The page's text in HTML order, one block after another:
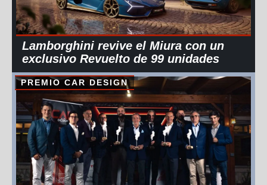
Lamborghini revive el Miura con un
exclusivo Revuelto de 99 unidades
PREMIO CAR DESIGN